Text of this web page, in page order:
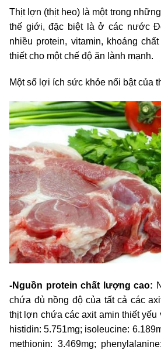
Thịt lợn (thịt heo) là một trong
thế giới, đặc biệt là ở các nước
nhiều protein, vitamin, khoáng
thiết cho một chế độ ăn lành mạnh.
Một số lợi ích sức khỏe nổi bật của
-Nguồn protein chất lượng cao:
chứa đủ nồng độ của tất cả các
thịt lợn chứa các axit amin thiết
histidin: 5.751mg; isoleucine:
methionin: 3.469mg;